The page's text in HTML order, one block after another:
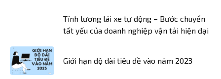
Tính lương lái xe tự động – Bước chuyển
tất yếu của doanh nghiệp vận tải hiện đại
Giới hạn độ dài tiêu đề vào năm 2023